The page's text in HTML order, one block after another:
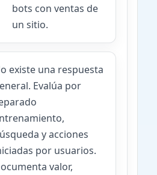
bots con ventas de
un sitio.
existe una respuesta
Evalúa por
y acciones
por usuarios.
valor,